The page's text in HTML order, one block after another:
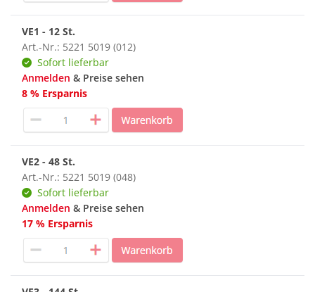
VE1 - 12 St.
Art.-Nr.: 5221 5019 (012)
Sofort lieferbar
Anmelden & Preise sehen
8 % Ersparnis
VE2 - 48 St.
Art.-Nr.: 5221 5019 (048)
Sofort lieferbar
Anmelden & Preise sehen
17 % Ersparnis